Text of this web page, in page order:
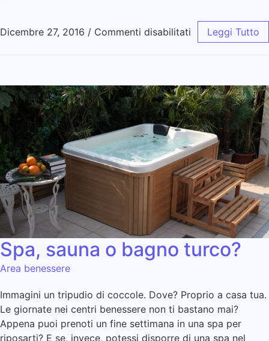
Dicembre 27, 2016 / Commenti disabilitati Leggi Tutto
Spa, sauna o bagno turco?
Area benessere
Immagini un tripudio di coccole. Dove? Proprio a casa tua.
Le giornate nei centri benessere non ti bastano mai?
Appena puoi prenoti un fine settimana in una spa per
riposarti? E se, invece, potessi disporre di una spa nel